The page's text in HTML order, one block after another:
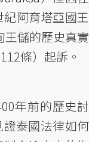
阿育塔亞國王
王儲的歷史真實
條）起訴。
年前的歷史討
泰國法律如何